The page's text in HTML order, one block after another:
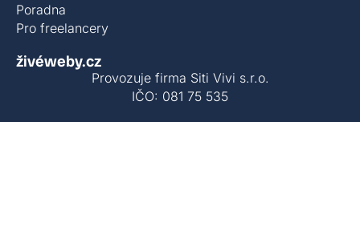
Poradna
Pro freelancery
živéweby.cz
Provozuje firma Siti Vivi s.r.o.
IČO: 081 75 535